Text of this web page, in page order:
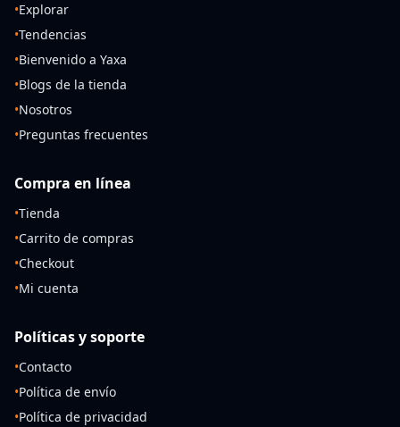
•Explorar
•Tendencias
•Bienvenido a Yaxa
•Blogs de la tienda
•Nosotros
•Preguntas frecuentes
Compra en línea
•Tienda
•Carrito de compras
•Checkout
•Mi cuenta
Políticas y soporte
•Contacto
•Política de envío
•Política de privacidad